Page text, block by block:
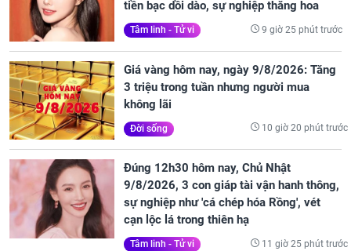
tiền bạc dồi dào, sự nghiệp thăng hoa
Tâm linh - Tử vi 9 giờ 25 phút trước
Giá vàng hôm nay, ngày 9/8/2026: Tăng
3 triệu trong tuần nhưng người mua
không lãi
Đời sống 10 giờ 20 phút trước
Đúng 12h30 hôm nay, Chủ Nhật
9/8/2026, 3 con giáp tài vận hanh thông,
sự nghiệp như 'cá chép hóa Rồng', vét
cạn lộc lá trong thiên hạ
Tâm linh - Tử vi 11 giờ 25 phút trước